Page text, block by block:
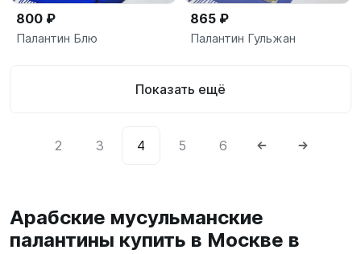
800 ₽
Палантин Блю
865 ₽
Палантин Гульжан
Показать ещё
2 3 4 5 6
Арабские мусульманские
палантины купить в Москве в